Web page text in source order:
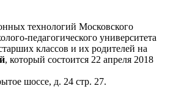
технологий Московского
педагогического университета
классов и их родителей на
, который состоится 22 апреля 2018
шоссе, д. 24 стр. 27.